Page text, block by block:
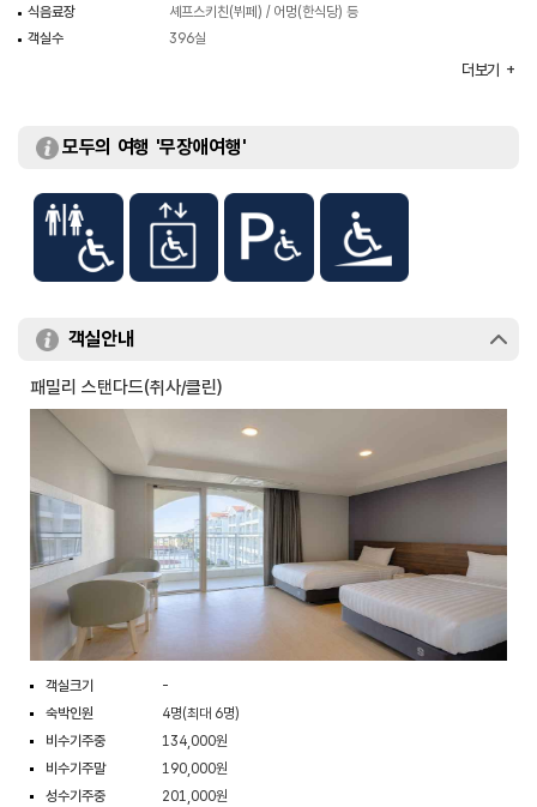
식음료장
셰프스키친(뷔페) / 어멍(한식당) 등
객실수
396실
패밀리 스탠다드 / 패밀리 오션뷰 / 스위트 스탠다드 / 스위트
더보기
모두의 여행 '무장애여행'
객실안내
패밀리 스탠다드(취사/클린)
객실크기
-
숙박인원
4명(최대 6명)
비수기주중
134,000원
비수기주말
190,000원
성수기주중
201,000원